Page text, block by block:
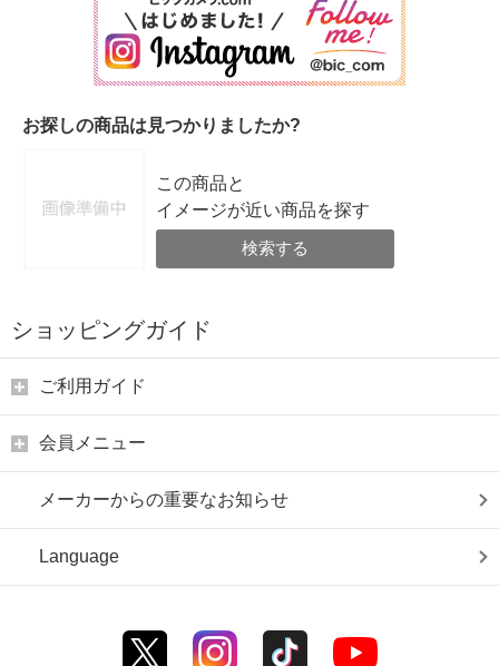
お探しの商品は見つかりましたか?
この商品と
イメージが近い商品を探す
検索する
ショッピングガイド
ご利用ガイド
会員メニュー
メーカーからの重要なお知らせ
Language